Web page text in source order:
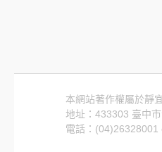
本網站著作權屬於靜
地址：433303 臺中
電話：